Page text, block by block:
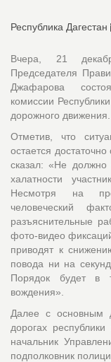
Республика Дагестан
Вчера, 21
Председателя
Джафарова
комиссии
дорожного движения.
Отметив, что
остается
сказал: «Не
халатности
Несмотря на
человеческий
разъяснительные
фото-видео
приводят к
повода ни на
Порядок будет в
вождения».
Далее с основным
дорогах
начальник
подполковник